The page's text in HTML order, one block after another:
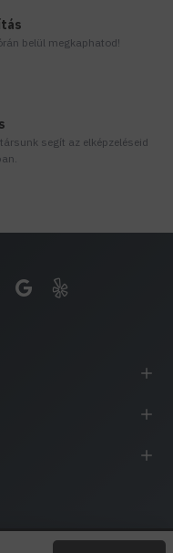
belül megkaphatod!
segít az elképzeléseid
Energia Háza